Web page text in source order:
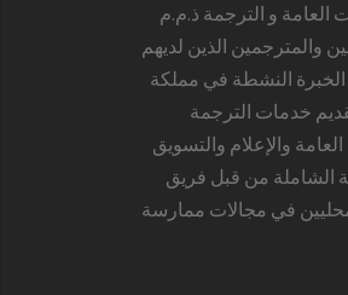
العامة و الترجمة ذ.م.م
الذين لديهم
50 عامًا من الخبرة النشطة في مملكة
خدمات الترجمة
العامة والإعلام والتسويق
الشاملة من قبل فريق
في مجالات ممارسة